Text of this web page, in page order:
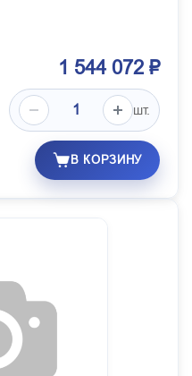
1 544 072 ₽
шт.
В КОРЗИНУ